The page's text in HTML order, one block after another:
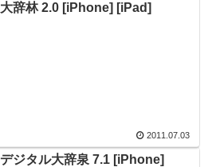
大辞林 2.0 [iPhone] [iPad]
2011.07.03
デジタル大辞泉 7.1 [iPhone]